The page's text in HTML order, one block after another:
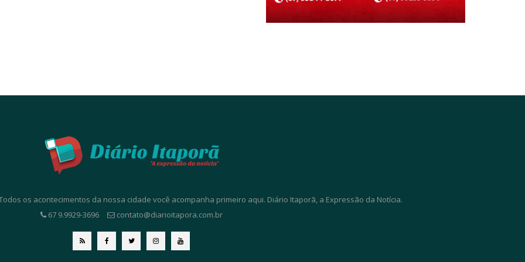
os acontecimentos da nossa cidade você acompanha primeiro aqui. Diário Itaporã, a Expressão da Notícia.
67 9.9929-3696
contato@diarioitapora.com.br